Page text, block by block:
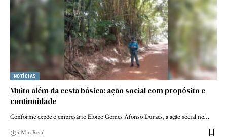
NOTÍCIAS
Muito além da cesta básica: ação social com propósito e
continuidade
Conforme expõe o empresário Eloizo Gomes Afonso Duraes, a ação social no…
5 Min Read